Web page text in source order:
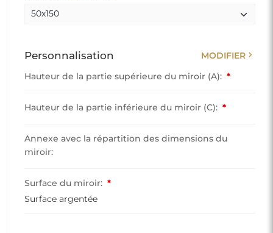
Personnalisation MODIFIER chevron_right
Hauteur de la partie supérieure du miroir (A): *
Hauteur de la partie inférieure du miroir (C): *
Annexe avec la répartition des dimensions du
miroir:
Surface du miroir: *
Surface argentée